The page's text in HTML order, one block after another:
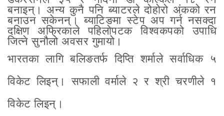
बनाइन्। अन्य कुनै पनि ब्याटरले दोहोरो अंकको रन
बनाउन सकेनन्। ब्याटिङमा स्टेप अप गर्न नसक्दा
दक्षिण अफ्रिकाले पहिलोपटक विश्वकपको उपाधि
जित्ने सुनौलो अवसर गुमायो।
भारतका लागि बलिङतर्फ दिप्ति शर्माले सर्वाधिक ५
विकेट लिइन्। सफाली वर्माले २ र श्री चरणीले १
विकेट लिइन्।